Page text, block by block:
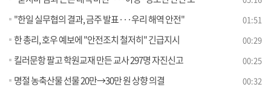
"한일 실무협의 결과, 금주 발표···우리 해역 안전" 01:51
한 총리, 호우 예보에 "안전조치 철저히" 긴급지시 00:29
킬러문항 팔고 학원교재 만든 교사 297명 자진신고 00:25
명절 농축산물 선물 20만→30만 원 상향 의결 00:32